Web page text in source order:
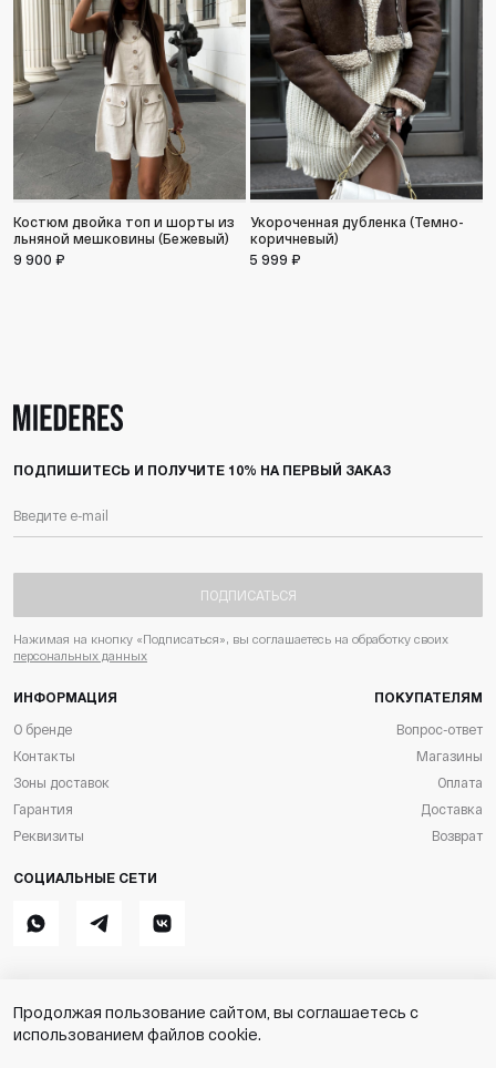
Костюм двойка топ и шорты из
льняной мешковины (Бежевый)
9 900 ₽
Укороченная дубленка (Темно-
коричневый)
5 999 ₽
ПОДПИШИТЕСЬ И ПОЛУЧИТЕ 10% НА ПЕРВЫЙ ЗАКАЗ
ПОДПИСАТЬСЯ
Нажимая на кнопку «Подписаться», вы соглашаетесь на обработку своих
персональных данных
ИНФОРМАЦИЯ
О бренде
Контакты
Зоны доставок
Гарантия
Реквизиты
ПОКУПАТЕЛЯМ
Вопрос-ответ
Магазины
Оплата
Доставка
Возврат
СОЦИАЛЬНЫЕ СЕТИ
WhatsappTelegram ВКонтакте
ИП Симунов М.С. ОГРН
Разработка магазина
Stik
Продолжая пользование сайтом, вы соглашаетесь с
использованием файлов cookie.